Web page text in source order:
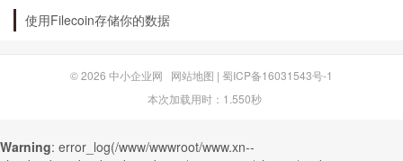
使用Filecoin存储你的数据
© 2026 中小企业网 网站地图 | 蜀ICP备16031543号-1
本次加载用时：1.550秒
Warning: error_log(/www/wwwroot/www.xn--